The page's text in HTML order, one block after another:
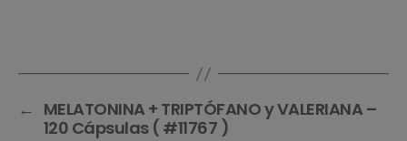
← MELATONINA + TRIPTÓFANO y VALERIANA –
120 Cápsulas ( #11767 )